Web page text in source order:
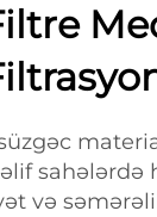
sahələrdə
və